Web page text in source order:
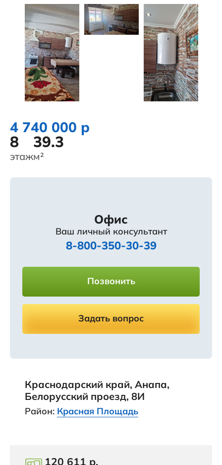
4 740 000 р
8
этаж
39.3
м²
Офис
Ваш личный консультант
8-800-350-30-39
Позвонить
Задать вопрос
Краснодарский край, Анапа,
Белорусский проезд, 8И
Район: Красная Площадь
120 611 р.